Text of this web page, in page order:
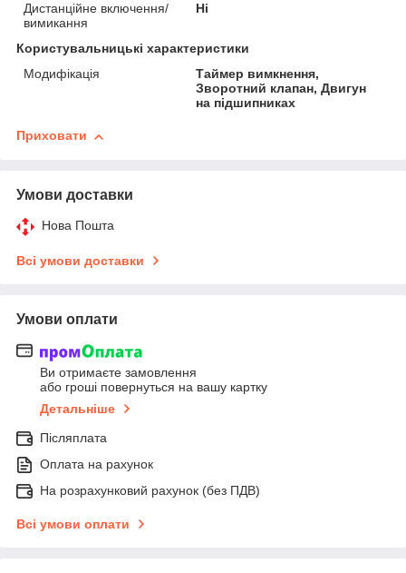
Дистанційне включення/
вимикання
Ні
Користувальницькі характеристики
Модифікація
Таймер вимкнення,
Зворотний клапан, Двигун
на підшипниках
Приховати
Умови доставки
Нова Пошта
Всі умови доставки
Умови оплати
Ви отримаєте замовлення
або гроші повернуться на вашу картку
Детальніше
Післяплата
Оплата на рахунок
На розрахунковий рахунок (без ПДВ)
Всі умови оплати